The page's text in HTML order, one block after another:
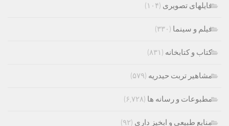
فایلهای تصویری (۱۰۴)
فیلم و سینما (۳۳۰)
کتاب و کتابخانه (۸۳۱)
مشاهیر تربت حیدریه (۵۷۹)
مطبوعات و رسانه ها (۶,۷۲۸)
منابع طبیعی و ابخیز داری (۹۲)